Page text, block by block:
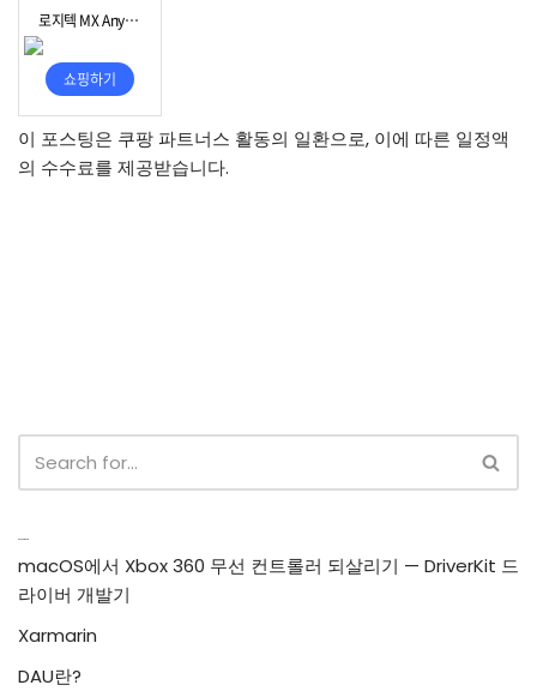
이 포스팅은 쿠팡 파트너스 활동의 일환으로, 이에 따른 일정액
의 수수료를 제공받습니다.
macOS에서 Xbox 360 무선 컨트롤러 되살리기 — DriverKit 드
라이버 개발기
Xarmarin
DAU란?